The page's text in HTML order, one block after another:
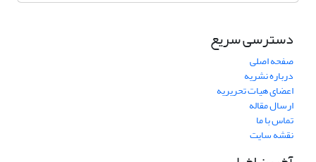
دسترسی سریع
صفحه اصلی
درباره نشریه
اعضای هیات تحریریه
ارسال مقاله
تماس با ما
نقشه سایت